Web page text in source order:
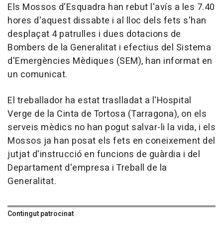
Els Mossos d'Esquadra han rebut l'avís a les 7.40
hores d'aquest dissabte i al lloc dels fets s'han
desplaçat 4 patrulles i dues dotacions de
Bombers de la Generalitat i efectius del Sistema
d'Emergències Mèdiques (SEM), han informat en
un comunicat.
El treballador ha estat traslladat a l'Hospital
Verge de la Cinta de Tortosa (Tarragona), on els
serveis mèdics no han pogut salvar-li la vida, i els
Mossos ja han posat els fets en coneixement del
jutjat d'instrucció en funcions de guàrdia i del
Departament d'empresa i Treball de la
Generalitat.
Contingut patrocinat